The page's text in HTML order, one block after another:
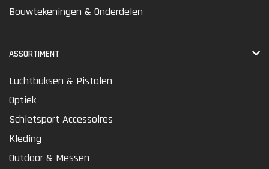
Bouwtekeningen & Onderdelen
ASSORTIMENT
Luchtbuksen & Pistolen
Optiek
Schietsport Accessoires
Kleding
Outdoor & Messen